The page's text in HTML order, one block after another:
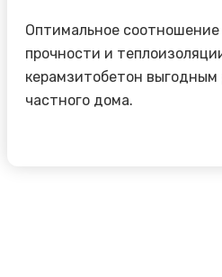
Оптимальное
прочности и
керамзитобетон
частного дома.